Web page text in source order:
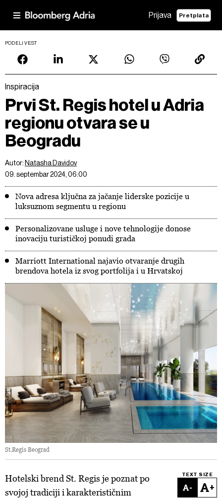
Prijava Pretplata
PODELI VEST
Inspiracija
Prvi St. Regis hotel u Adria
regionu otvara se u
Beogradu
Autor: Natasha Davidov
09. septembar 2024, 06:00
Nova adresa ključna za jačanje liderske pozicije u
luksuznom segmentu u regionu
Personalizovane usluge i nove tehnologije donose
inovaciju turističkoj ponudi grada
Marriott International najavio otvaranje drugih
brendova hotela iz svog portfolija i u Hrvatskoj
St.Regis Beograd
TEXT SIZE
- +
Hotelski brend St. Regis je poznat po
svojoj tradiciji i karakterističnim